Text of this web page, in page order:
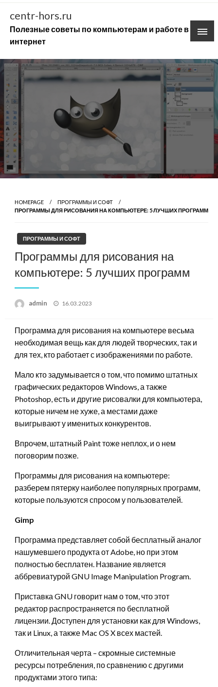
Skip
content
centr-hors.ru
Полезные советы по компьютерам и работе в
интернет
HOMEPAGE
ПРОГРАММЫ И СОФТ
ПРОГРАММЫ ДЛЯ РИСОВАНИЯ НА КОМПЬЮТЕРЕ: 5 ЛУЧШИХ ПРОГРАММ
ПРОГРАММЫ И СОФТ
Программы для рисования на
компьютере: 5 лучших программ
admin
Posted
16.03.2023
Программа для рисования на компьютере весьма
необходимая вещь как для людей творческих, так и
для тех, кто работает с изображениями по работе.
Мало кто задумывается о том, что помимо штатных
графических редакторов Windows, а также
Photoshop, есть и другие рисовалки для компьютера,
которые ничем не хуже, а местами даже
выигрывают у именитых конкурентов.
Впрочем, штатный Paint тоже неплох, и о нем
поговорим позже.
Программы для рисования на компьютере:
разберем пятерку наиболее популярных программ,
которые пользуются спросом у пользователей.
Gimp
Программа представляет собой бесплатный аналог
нашумевшего продукта от Adobe, но при этом
полностью бесплатен. Название является
аббревиатурой GNU Image Manipulation Program.
Приставка GNU говорит нам о том, что этот
редактор распространяется по бесплатной
лицензии. Доступен для установки как для Windows,
так и Linux, а также Mac OS X всех мастей.
Отличительная черта – скромные системные
ресурсы потребления, по сравнению с другими
продуктами этого типа: